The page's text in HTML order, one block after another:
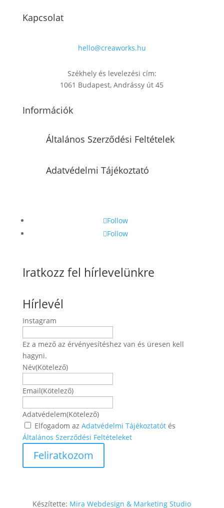
Kapcsolat
hello@creaworks.hu
Székhely és levelezési cím:
1061 Budapest, Andrássy út 45
Információk
Általános Szerződési Feltételek
Adatvédelmi Tájékoztató
Follow
Follow
Iratkozz fel hírlevelünkre
Hírlevél
Instagram
Ez a mező az érvényesítéshez van és üresen kell
hagyni.
Név(Kötelező)
Email(Kötelező)
Adatvédelem(Kötelező)
Elfogadom az Adatvédelmi Tájékoztatótés
Általános Szerződési Feltételeket
Készítette: Mira Webdesign & Marketing Studio